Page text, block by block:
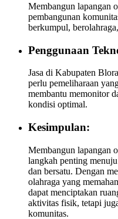
Membangun lapangan
pembangunan
berkumpul,
Penggunaan
Jasa di Kabupaten
perlu pemeliharaan
membantu memonitor
kondisi optimal.
Kesimpulan:
Membangun lapangan
langkah penting
dan bersatu. Dengan
olahraga yang
dapat menciptakan
aktivitas fisik, tetapi
komunitas.